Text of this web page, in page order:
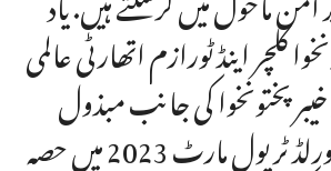
کلچر اینڈ ٹورازم اتھارٹی عالمی
کی جانب مبذول
کرنے کے لیے ورلڈ ٹریول مارٹ 2023 میں حصہ